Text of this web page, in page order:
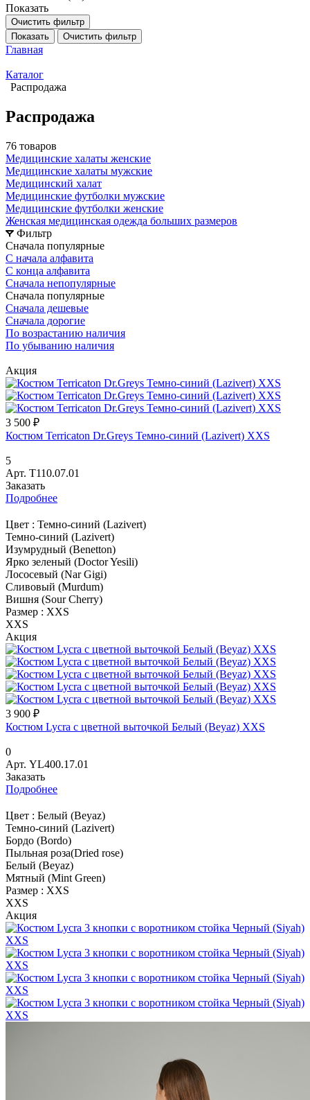
Показать
Очистить фильтр
Показать
Очистить фильтр
Главная
Каталог
Распродажа
Распродажа
76 товаров
Медицинские халаты женские
Медицинские халаты мужские
Медицинский халат
Медицинские футболки мужские
Медицинские футболки женские
Женская медицинская одежда больших размеров
Фильтр
Сначала популярные
С начала алфавита
С конца алфавита
Сначала непопулярные
Сначала популярные
Сначала дешевые
Сначала дорогие
По возрастанию наличия
По убыванию наличия
Акция
3 500 ₽
Костюм Terricaton Dr.Greys Темно-синий (Lazivert) XXS
5
Арт. T110.07.01
Заказать
Подробнее
Цвет : Темно-синий (Lazivert)
Темно-синий (Lazivert)
Изумрудный (Benetton)
Ярко зеленый (Doctor Yesili)
Лососевый (Nar Gigi)
Сливовый (Murdum)
Вишня (Sour Cherry)
Размер : XXS
XXS
Акция
3 900 ₽
Костюм Lycra с цветной выточкой Белый (Beyaz) XXS
0
Арт. YL400.17.01
Заказать
Подробнее
Цвет : Белый (Beyaz)
Темно-синий (Lazivert)
Бордо (Bordo)
Пыльная роза(Dried rose)
Белый (Beyaz)
Мятный (Mint Green)
Размер : XXS
XXS
Акция